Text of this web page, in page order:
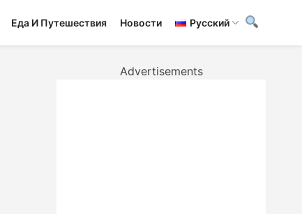
Еда И Путешествия Новости Русский
Advertisements